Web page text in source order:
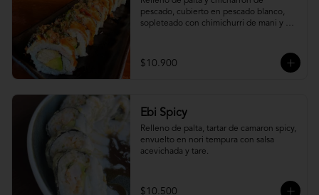
pescado, cubierto en pescado blanco,
sopleteado con chimichurri de mani y
$10.900
Ebi Spicy
Relleno de palta, tartar de camaron spicy,
envuelto en nori tempura con salsa
acevichada y tare.
$10.500